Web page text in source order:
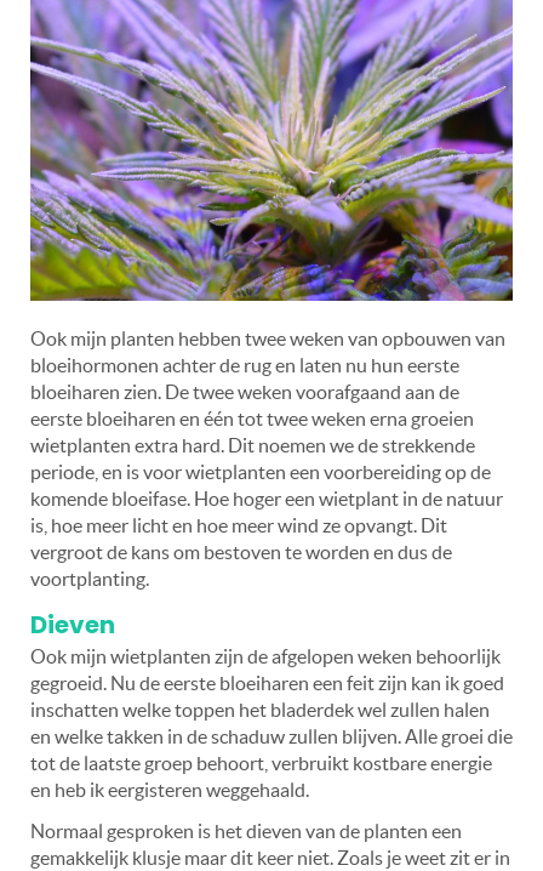
Ook mijn planten hebben twee weken van opbouwen van
bloeihormonen achter de rug en laten nu hun eerste
bloeiharen zien. De twee weken voorafgaand aan de
eerste bloeiharen en één tot twee weken erna groeien
wietplanten extra hard. Dit noemen we de strekkende
periode, en is voor wietplanten een voorbereiding op de
komende bloeifase. Hoe hoger een wietplant in de natuur
is, hoe meer licht en hoe meer wind ze opvangt. Dit
vergroot de kans om bestoven te worden en dus de
voortplanting.
Dieven
Ook mijn wietplanten zijn de afgelopen weken behoorlijk
gegroeid. Nu de eerste bloeiharen een feit zijn kan ik goed
inschatten welke toppen het bladerdek wel zullen halen
en welke takken in de schaduw zullen blijven. Alle groei die
tot de laatste groep behoort, verbruikt kostbare energie
en heb ik eergisteren weggehaald.
Normaal gesproken is het dieven van de planten een
gemakkelijk klusje maar dit keer niet. Zoals je weet zit er in